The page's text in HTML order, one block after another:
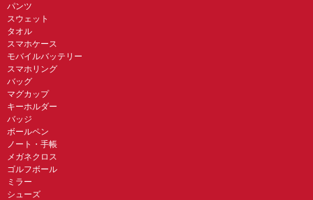
パンツ
スウェット
タオル
スマホケース
モバイルバッテリー
スマホリング
バッグ
マグカップ
キーホルダー
バッジ
ボールペン
ノート・手帳
メガネクロス
ゴルフボール
ミラー
シューズ